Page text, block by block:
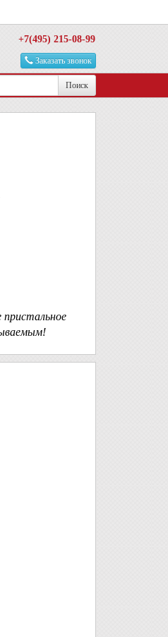
+7(495) 215-08-99
Заказать звонок
Поиск